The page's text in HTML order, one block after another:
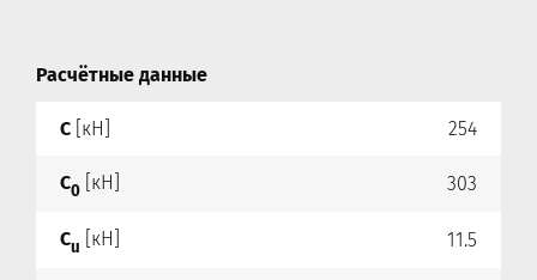
Расчётные данные
C [кН] 254
C0 [кН] 303
Cu [кН] 11.5